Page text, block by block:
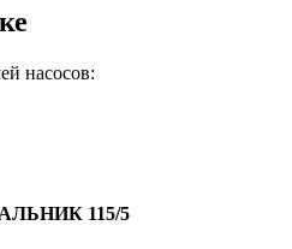
насосов:
115/5